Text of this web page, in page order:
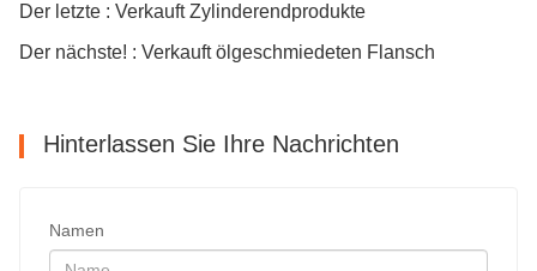
Der letzte : Verkauft Zylinderendprodukte
Der nächste! : Verkauft ölgeschmiedeten Flansch
Hinterlassen Sie Ihre Nachrichten
Namen